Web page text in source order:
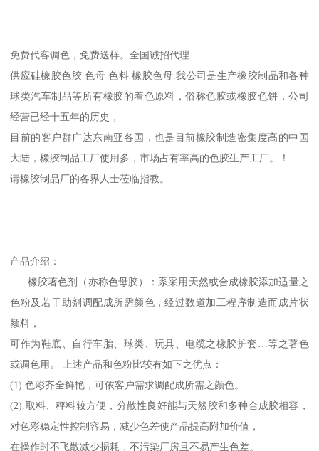
免费代客调色，免费送样。全国诚招代理
供应硅橡胶色胶 色母 色料 橡胶色母.我公司是生产橡胶制品和各种
球类汽车制品等所有橡胶的着色原料，俗称色胶或橡胶色饼，公司
经营已经十五年的历史，
目前的客户群广达东南亚各国，也是目前橡胶制造密集度高的中国
大陆，橡胶制品工厂使用多，市场占有率高的色胶生产工厂。！
请橡胶制品厂的各界人士莅临指教。
产品介绍：
橡胶著色剂（亦称色母胶）：系采用天然或合成橡胶添加适量之
色粉及若干助剂调配成所需颜色，经过数道加工程序制造而成片状
颜料，
可作为鞋底、自行车胎、球类、玩具、电缆之橡胶护套…等之著色
或调色用。 上述产品和色粉比较有如下之优点：
(1).色彩齐全鲜艳，可依客户需求调配成所需之颜色。
(2).取料、秤料较方便，分散性良好能与天然胶和多种合成胶相容，
对色彩稳定性控制容易，减少色差使产品提高附加价值，
在操作时不飞散减少损耗，不污染厂房且不易产生色差。